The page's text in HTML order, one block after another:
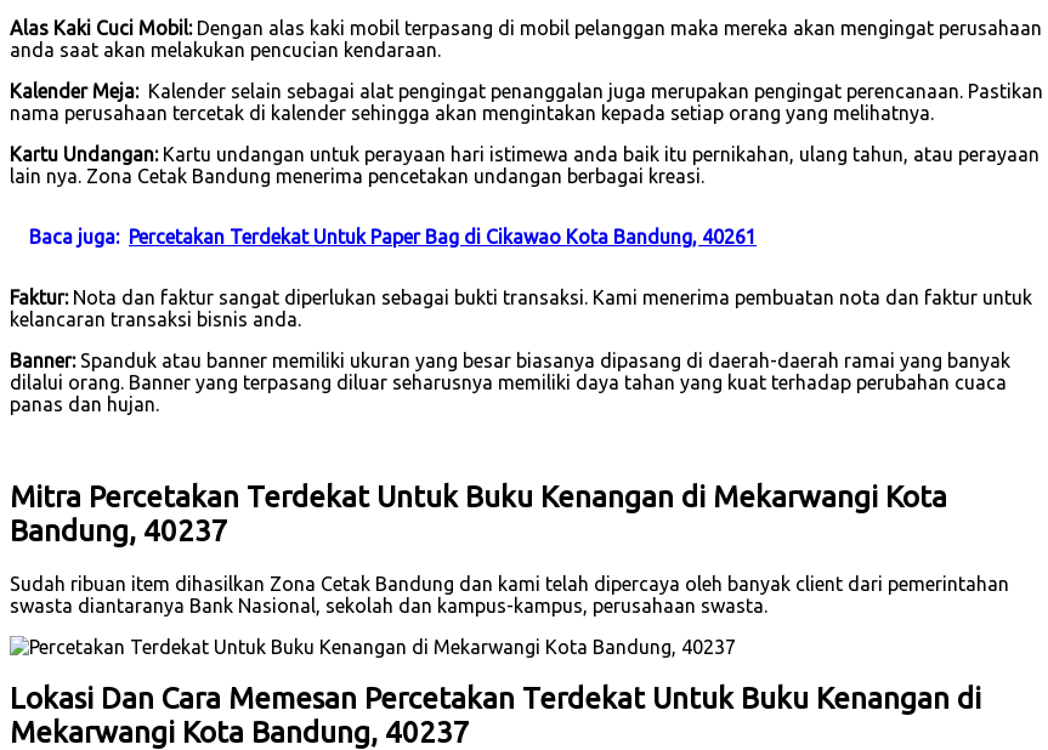
Alas Kaki Cuci Mobil:Dengan alas kaki mobil terpasang di mobil pelanggan maka mereka akan mengingat perusahaan
anda saat akan melakukan pencucian kendaraan.
Kalender Meja:Kalender selain sebagai alat pengingat penanggalan juga merupakan pengingat perencanaan. Pastikan
nama perusahaan tercetak di kalender sehingga akan mengintakan kepada setiap orang yang melihatnya.
Kartu Undangan:Kartu undangan untuk perayaan hari istimewa anda baik itu pernikahan, ulang tahun, atau perayaan
lain nya. Zona Cetak Bandung menerima pencetakan undangan berbagai kreasi.
Baca juga: Percetakan Terdekat Untuk Paper Bag di Cikawao Kota Bandung, 40261
Faktur:Nota dan faktur sangat diperlukan sebagai bukti transaksi. Kami menerima pembuatan nota dan faktur untuk
kelancaran transaksi bisnis anda.
Banner:Spanduk atau banner memiliki ukuran yang besar biasanya dipasang di daerah-daerah ramai yang banyak
dilalui orang. Banner yang terpasang diluar seharusnya memiliki daya tahan yang kuat terhadap perubahan cuaca
panas dan hujan.
Mitra Percetakan Terdekat Untuk Buku Kenangan di Mekarwangi Kota
Bandung, 40237
Sudah ribuan item dihasilkan Zona Cetak Bandung dan kami telah dipercaya oleh banyak client dari pemerintahan
swasta diantaranya Bank Nasional, sekolah dan kampus-kampus, perusahaan swasta.
Lokasi Dan Cara Memesan Percetakan Terdekat Untuk Buku Kenangan di
Mekarwangi Kota Bandung, 40237